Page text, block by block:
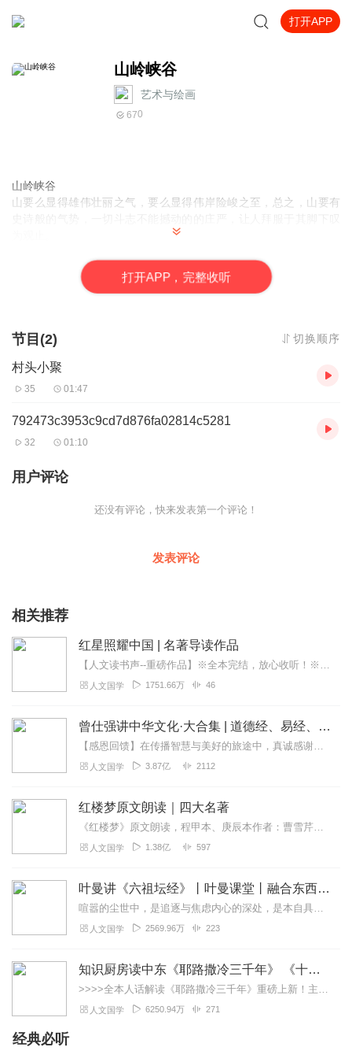
打开APP
山岭峡谷
艺术与绘画
670
山岭峡谷
山要么显得雄伟壮丽之气，要么显得伟岸险峻之至，总之，山要有
思想含义。并且蕴含在自然之中，体现着天人合一的融合，如此充
满了无与伦比的力量感。
需要而加以表现、改造，从而符合自我审美要求的形式美感。
最呆萌的是把山当做山实打实的来画，要知道绘画本身就是在抽象
表现形态，否则对着其按快门好了。我们表现的一切都需要体现领
悟与智慧，而非仅仅是我们眼睛所看到的景物折射作用，太没有创
言，而重复性的表现又有什么存在的意义呢？
所谓的重复性绘画是作品里没有自己的认识与理解，更没有表现上
的突破，而且是表面化的理解与认识而显得内涵极为单薄空洞之
极，因而作品中没有最终要表达的思想与情怀，更谈不上可供欣赏
了。如同一篇文章，没有中心思想表达一样，只能是让人费解而非
打开APP，完整收听
节目(2) 切换顺序
村头小聚
35 01:47
792473c3953c9cd7d876fa02814c5281
32 01:10
用户评论
还没有评论，快来发表第一个评论！
发表评论
相关推荐
红星照耀中国 | 名著导读作品
【人文读书声--重磅作品】※全本完结，放心收听！※八年级（上）语文教科书名著导读指定作品，同名有声书！※著名翻译家董乐山先生权威中文译本！※人民文学出版...
人文国学 1751.66万 46
曾仕强讲中华文化·大合集 | 道德经、易经、三国演义中的国学
【感恩回馈】在传播智慧与美好的旅途中，真诚感谢每一位伙伴的温暖陪伴与鼎力支持！欢迎曾仕强学堂粉丝听友们入群交流，更多新鲜玩法和福利活动等你！添加微信：zengf...
人文国学 3.87亿 2112
红楼梦原文朗读｜四大名著
《红楼梦》原文朗读，程甲本、庚辰本作者：曹雪芹，朗读：白云出岫、蓝色百合《红楼梦》程甲本和庚辰本是该书两大重要版本。程甲本由程伟元和高鹗于乾隆五十六年（1791...
人文国学 1.38亿 597
叶曼讲《六祖坛经》丨叶曼课堂丨融合东西国学大师
喧嚣的尘世中，是追逐与焦虑内心的深处，是本自具足的宁静为什么说“菩提自性，本来清净”？为何顿悟不在遥远的庙堂，而在当下的柴米油盐？我们终日寻找的“佛”，究竟在何...
人文国学 2569.96万 223
知识厨房读中东《耶路撒冷三千年》 《十字军的故事》《奥斯曼帝国与土耳其》人话解读 | 读懂巴以冲突、叙利亚
>>>>全本人话解读《耶路撒冷三千年》重磅上新！主讲人「知识厨房」全新解读，3次奔赴以色列，直击巴以冲突，他经历了什么？又会给我们带来什么？欢迎收听，参与抽奖！...
人文国学 6250.94万 271
经典必听